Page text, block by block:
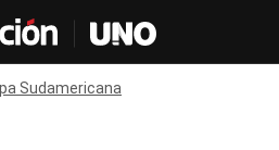
Sudamericana